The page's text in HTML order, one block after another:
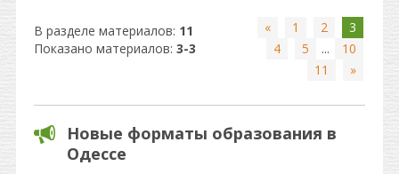
В разделе материалов: 11
Показано материалов: 3-3
« 1 2
3
4
5 ...
10
11
»
Новые форматы образования в
Одессе